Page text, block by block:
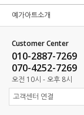
예가아트소개
Customer Center
010-2887-7269
070-4252-7269
오전 10시 - 오후 8시
고객센터 연결